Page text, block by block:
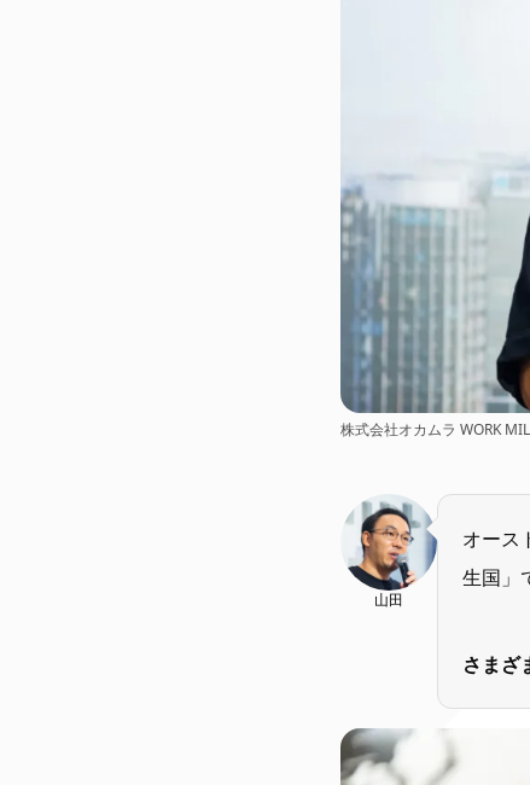
株式会社オカムラ WORK
山田
オース
生国」
さまざ